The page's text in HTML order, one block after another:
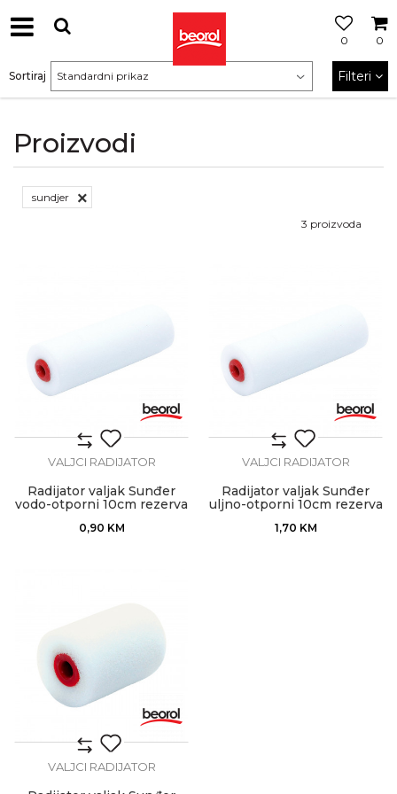
0
0
Proizvodi
Sortiraj Filteri
sundjer
3 proizvoda
VALJCI RADIJATOR
Radijator valjak Sunđer
vodo-otporni 10cm rezerva
0,90 KM
VALJCI RADIJATOR
Radijator valjak Sunđer
uljno-otporni 10cm rezerva
1,70 KM
VALJCI RADIJATOR